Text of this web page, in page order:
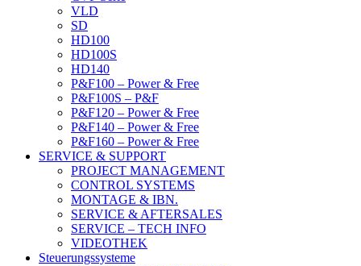
VLD
SD
HD100
HD100S
HD140
P&F100 – Power & Free
P&F100S – P&F
P&F120 – Power & Free
P&F140 – Power & Free
P&F160 – Power & Free
SERVICE & SUPPORT
PROJECT MANAGEMENT
CONTROL SYSTEMS
MONTAGE & IBN.
SERVICE & AFTERSALES
SERVICE – TECH INFO
VIDEOTHEK
Steuerungssysteme